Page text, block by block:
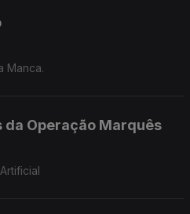
Manca.
Operação Marquês